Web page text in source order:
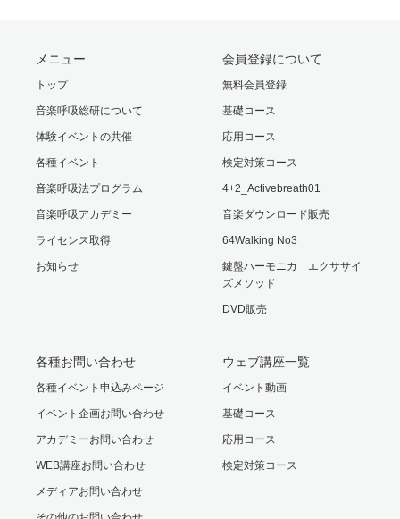
メニュー
トップ
音楽呼吸総研について
体験イベントの共催
各種イベント
音楽呼吸法プログラム
音楽呼吸アカデミー
ライセンス取得
お知らせ
会員登録について
無料会員登録
基礎コース
応用コース
検定対策コース
4+2_Activebreath01
音楽ダウンロード販売
64Walking No3
鍵盤ハーモニカ エクササイ
ズメソッド
DVD販売
各種お問い合わせ
各種イベント申込みページ
イベント企画お問い合わせ
アカデミーお問い合わせ
WEB講座お問い合わせ
メディアお問い合わせ
ウェブ講座一覧
イベント動画
基礎コース
応用コース
検定対策コース